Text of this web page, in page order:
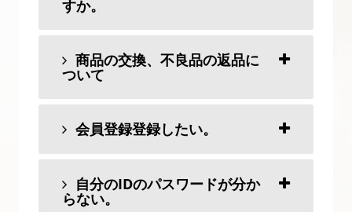
すか。
商品の交換、不良品の返品に
ついて
会員登録登録したい。
自分のIDのパスワードが分か
らない。